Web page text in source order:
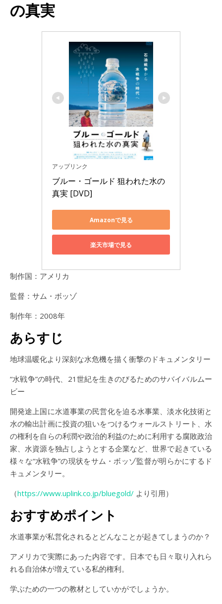
の真実
アップリンク
ブルー・ゴールド 狙われた水の
真実 [DVD]
Amazonで見る
楽天市場で見る
制作国：アメリカ
監督：サム・ボッゾ
制作年：2008年
あらすじ
地球温暖化より深刻な水危機を描く衝撃のドキュメンタリー
“水戦争”の時代、21世紀を生きのびるためのサバイバルムー
ビー
開発途上国に水道事業の民営化を迫る水事業、淡水化技術と
水の輸出計画に投資の狙いをつけるウォールストリート、水
の権利を自らの利潤や政治的利益のために利用する腐敗政治
家、水資源を独占しようとする企業など、世界で起きている
様々な“水戦争”の現状をサム・ボッゾ監督が明らかにするド
キュメンタリー。
（https://www.uplink.co.jp/bluegold/ より引用）
おすすめポイント
水道事業が私営化されるとどんなことが起きてしまうのか？
アメリカで実際にあった内容です。日本でも日々取り入れら
れる自治体が増えている私的権利。
学ぶための一つの教材としていかがでしょうか。